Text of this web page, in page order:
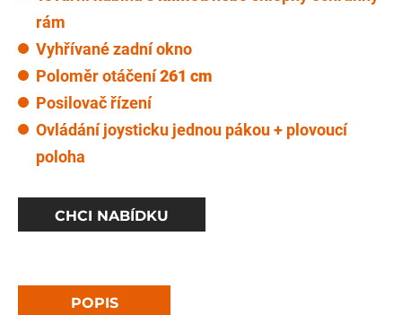
rám
Vyhřívané zadní okno
Poloměr otáčení261 cm
Posilovač řízení
Ovládání joysticku jednou pákou + plovoucí
poloha
CHCI NABÍDKU
POPIS